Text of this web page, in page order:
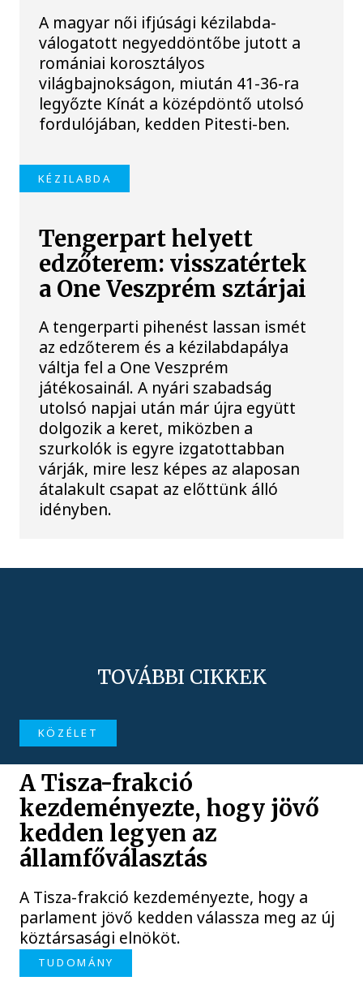
A magyar női ifjúsági kézilabda-
válogatott negyeddöntőbe jutott a
romániai korosztályos
világbajnokságon, miután 41-36-ra
legyőzte Kínát a középdöntő utolsó
fordulójában, kedden Pitesti-ben.
KÉZILABDA
Tengerpart helyett
edzőterem: visszatértek
a One Veszprém sztárjai
A tengerparti pihenést lassan ismét
az edzőterem és a kézilabdapálya
váltja fel a One Veszprém
játékosainál. A nyári szabadság
utolsó napjai után már újra együtt
dolgozik a keret, miközben a
szurkolók is egyre izgatottabban
várják, mire lesz képes az alaposan
átalakult csapat az előttünk álló
idényben.
TOVÁBBI CIKKEK
KÖZÉLET
A Tisza-frakció
kezdeményezte, hogy jövő
kedden legyen az
államfőválasztás
A Tisza-frakció kezdeményezte, hogy a
parlament jövő kedden válassza meg az új
köztársasági elnököt.
TUDOMÁNY